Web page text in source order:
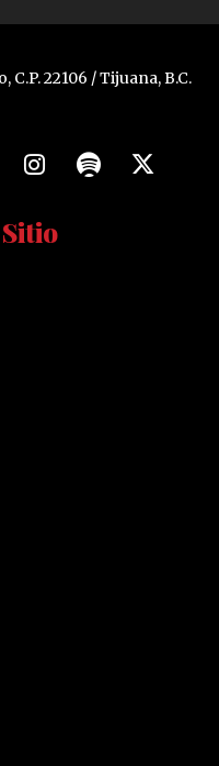
C.P. 22106 / Tijuana, B.C.